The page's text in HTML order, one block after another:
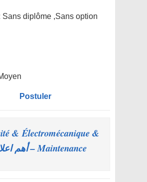
Sans diplôme ,Sans option
Postuler
& Électromécanique &
Maintenance – أهم اعلانات